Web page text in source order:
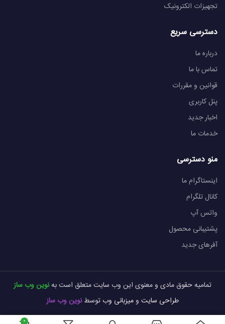
تجهیزات الکترونیک
دسترسی سریع
درباره ما
تماس با ما
قوانین و مقررات
پنل کاربری
اخبار جدید
خدمات ما
منو دسترسی
اینستاگرام ما
کانال تلگرام
واتس آپ
پشتیبانی محصول
آفرهای جدید
تمامیه حقوق مادی و معنوی این وب سایت متعلق است بهنوین وب ساز
طراحی سایت ومیزبانی وب توسطنوین وب ساز
0